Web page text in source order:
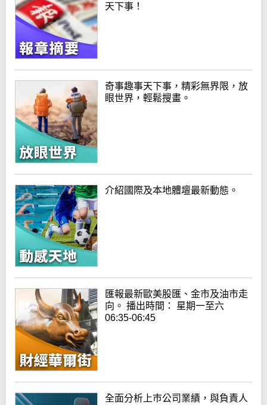
天下事！
奇事趣事天下事，精彩無界限，放
眼世界，輕鬆搜畫。
介紹國際及本地體壇最新動態。
匯報最新歐美股匯、金市及油市走
向。 播出時間： 星期一至六
06:35-06:45
全面分析上巿公司業績，與負責人